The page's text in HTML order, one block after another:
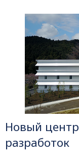
Новый
разработок